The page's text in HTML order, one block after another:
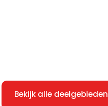
Bekijk alle deelgebieden